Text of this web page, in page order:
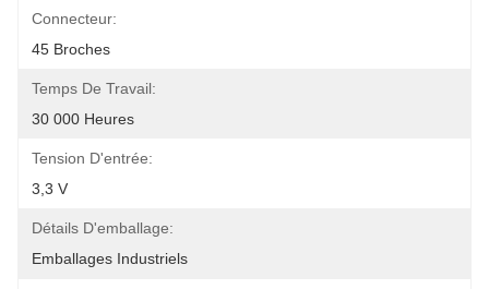
Connecteur:
45 Broches
Temps De Travail:
30 000 Heures
Tension D'entrée:
3,3 V
Détails D'emballage:
Emballages Industriels